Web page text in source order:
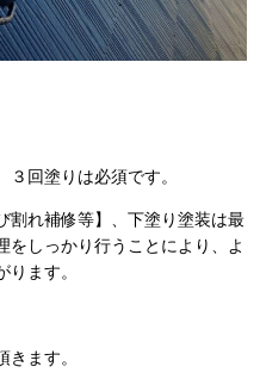
回塗りは必須です。
割れ補修等】、下塗り塗装は最
をしっかり行うことにより、よ
ます。
ます。